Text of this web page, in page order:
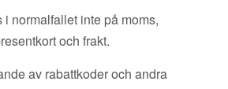
i normalfallet inte på moms,
och frakt.
av rabattkoder och andra